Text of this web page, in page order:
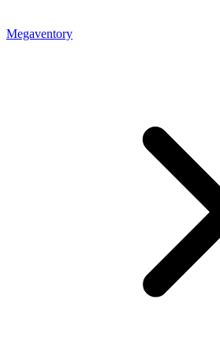
Megaventory